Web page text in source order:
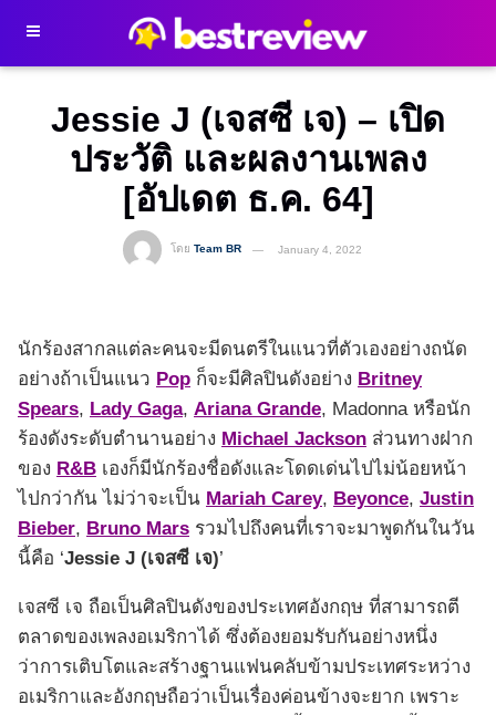
Jessie J (เจสซี เจ) – เปิด
ประวัติ และผลงานเพลง
[อัปเดต ธ.ค. 64]
โดย Team BR January 4, 2022
นักร้องสากลแต่ละคนจะมีดนตรีในแนวที่ตัวเองอย่างถนัด
อย่างถ้าเป็นแนว Pop ก็จะมีศิลปินดังอย่าง Britney
Spears, Lady Gaga, Ariana Grande, Madonna หรือนัก
ร้องดังระดับตำนานอย่าง Michael Jackson ส่วนทางฝาก
ของ R&B เองก็มีนักร้องชื่อดังและโดดเด่นไปไม่น้อยหน้า
ไปกว่ากัน ไม่ว่าจะเป็น Mariah Carey, Beyonce, Justin
Bieber, Bruno Mars รวมไปถึงคนที่เราจะมาพูดกันในวัน
นี้คือ ‘Jessie J (เจสซี เจ)’
เจสซี เจ ถือเป็นศิลปินดังของประเทศอังกฤษ ที่สามารถตี
ตลาดของเพลงอเมริกาได้ ซึ่งต้องยอมรับกันอย่างหนึ่ง
ว่าการเติบโตและสร้างฐานแฟนคลับข้ามประเทศระหว่าง
อเมริกาและอังกฤษถือว่าเป็นเรื่องค่อนข้างจะยาก เพราะ